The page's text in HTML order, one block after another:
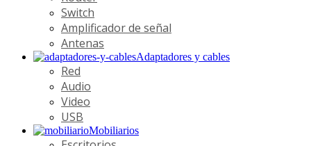
Switch
Amplificador de señal
Antenas
Adaptadores y cables
Red
Audio
Video
USB
Mobiliarios